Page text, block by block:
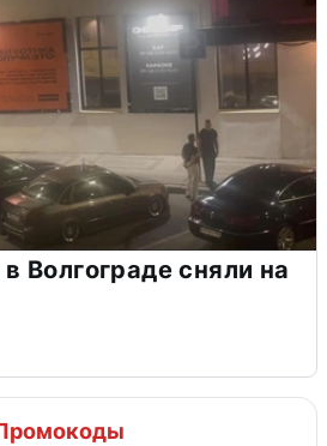
Волгограде сняли на